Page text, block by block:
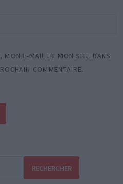
MON E-MAIL ET MON SITE DANS
COMMENTAIRE.
RECHERCHER